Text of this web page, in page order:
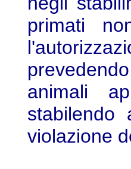
primati
animali
violazione